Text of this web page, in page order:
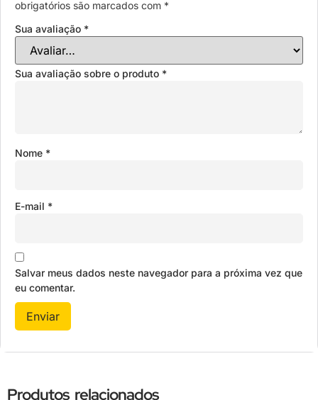
obrigatórios são marcados com *
Sua avaliação *
Sua avaliação sobre o produto *
Nome *
E-mail *
Salvar meus dados neste navegador para a próxima vez que
eu comentar.
Produtos relacionados